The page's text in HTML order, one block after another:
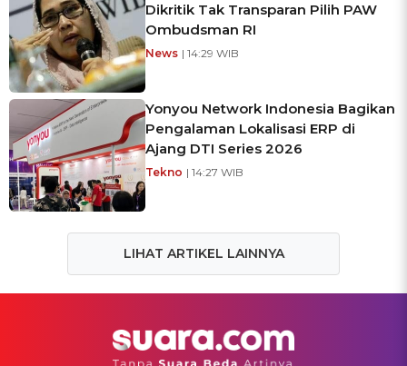
Dikritik Tak Transparan Pilih PAW
Ombudsman RI
News | 14:29 WIB
Yonyou Network Indonesia Bagikan
Pengalaman Lokalisasi ERP di
Ajang DTI Series 2026
Tekno | 14:27 WIB
LIHAT ARTIKEL LAINNYA